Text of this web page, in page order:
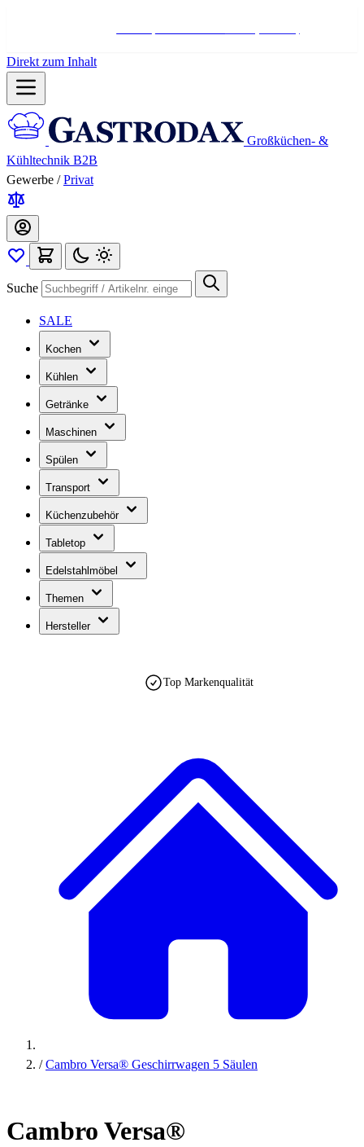
Direkt zum Inhalt
Großküchen- &
Kühltechnik B2B
Gewerbe / Privat
Suche
SALE
Kochen
Kühlen
Getränke
Maschinen
Spülen
Transport
Küchenzubehör
Tabletop
Edelstahlmöbel
Themen
Hersteller
Top Markenqualität
/ Cambro Versa® Geschirrwagen 5 Säulen
Cambro Versa®